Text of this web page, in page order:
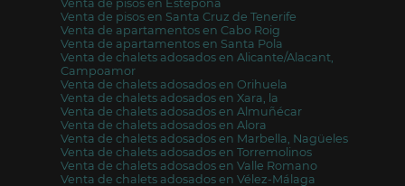
Venta de pisos en Estepona
Venta de pisos en Santa Cruz de Tenerife
Venta de apartamentos en Cabo Roig
Venta de apartamentos en Santa Pola
Venta de chalets adosados en Alicante/Alacant,
Campoamor
Venta de chalets adosados en Orihuela
Venta de chalets adosados en Xara, la
Venta de chalets adosados en Almuñécar
Venta de chalets adosados en Alora
Venta de chalets adosados en Marbella, Nagüeles
Venta de chalets adosados en Torremolinos
Venta de chalets adosados en Valle Romano
Venta de chalets adosados en Vélez-Málaga